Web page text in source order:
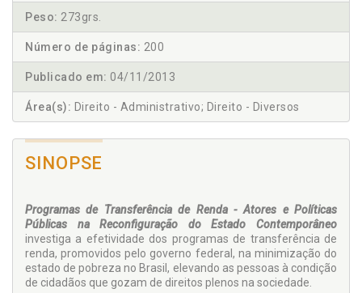
Peso: 273grs.
Número de páginas: 200
Publicado em: 04/11/2013
Área(s): Direito - Administrativo; Direito - Diversos
SINOPSE
Programas de Transferência de Renda - Atores e Políticas
Públicas na Reconfiguração do Estado Contemporâneo
investiga a efetividade dos programas de transferência de
renda, promovidos pelo governo federal, na minimização do
estado de pobreza no Brasil, elevando as pessoas à condição
de cidadãos que gozam de direitos plenos na sociedade.